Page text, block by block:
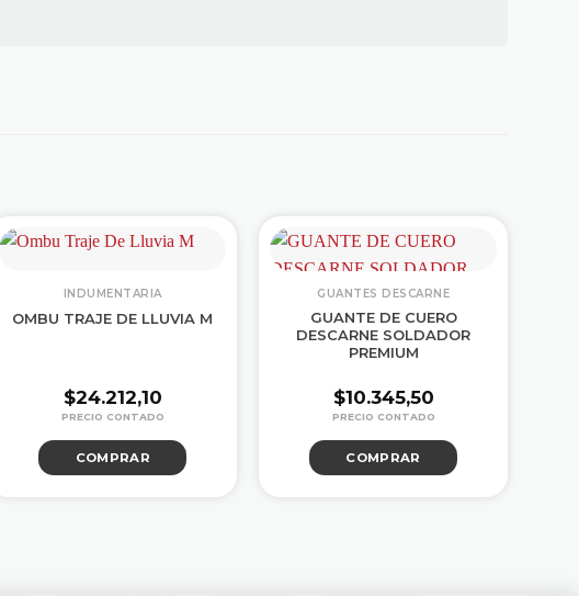
INDUMENTARIA
OMBU TRAJE DE LLUVIA M
$24.212,10
COMPRAR
GUANTES DESCARNE
GUANTE DE CUERO
DESCARNE SOLDADOR
PREMIUM
$10.345,50
COMPRAR